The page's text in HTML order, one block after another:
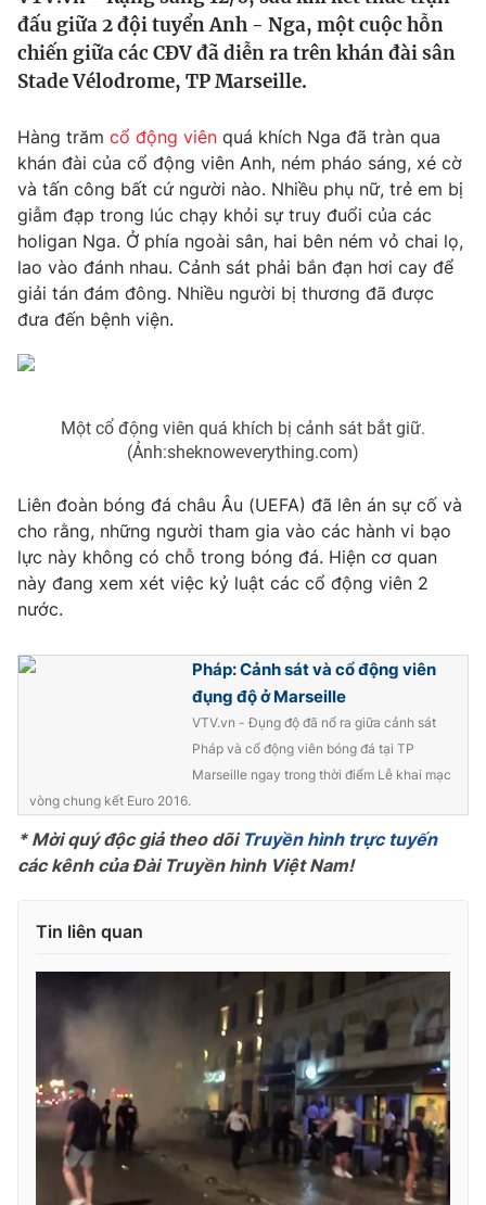
Tin tức
Thế giới đó đây
Câu chuyện quốc tế
Kinh tế
Thị trường
Góc doanh nghiệp
Dữ liệu và đời sống
Truyền hình
Phim VTV
Hậu trường
Nhân vật
Khán giả
Giải trí
Điện ảnh
Đời sống
Du lịch
Chất lượng cuộc sống
Tuyển sinh
Công nghệ
Hitech Công nghệ tương lai
Sản phẩm
Thị trường
Tư vấn
Giao lưu trực tuyến
Lịch phát sóng
Podcast
Infographic
Video Shorts video
VTV Money VTV Thể thao
VTV Sức khoẻ
Thị trường 24h Tấm lòng Việt
VTV4 Vươn mình bằng AI
VTV9 VTV8
Liên hệ tòa soạn English
đấu giữa 2 đội tuyển Anh - Nga, một cuộc hỗn
chiến giữa các CĐV đã diễn ra trên khán đài sân
Stade Vélodrome, TP Marseille.
Hàng trăm cổ động viên quá khích Nga đã tràn qua
khán đài của cổ động viên Anh, ném pháo sáng, xé cờ
và tấn công bất cứ người nào. Nhiều phụ nữ, trẻ em bị
giẫm đạp trong lúc chạy khỏi sự truy đuổi của các
holigan Nga. Ở phía ngoài sân, hai bên ném vỏ chai lọ,
lao vào đánh nhau. Cảnh sát phải bắn đạn hơi cay để
giải tán đám đông. Nhiều người bị thương đã được
đưa đến bệnh viện.
Một cổ động viên quá khích bị cảnh sát bắt giữ.
(Ảnh:sheknoweverything.com)
Liên đoàn bóng đá châu Âu (UEFA) đã lên án sự cố và
cho rằng, những người tham gia vào các hành vi bạo
lực này không có chỗ trong bóng đá. Hiện cơ quan
này đang xem xét việc kỷ luật các cổ động viên 2
nước.
Pháp: Cảnh sát và cổ động viên
đụng độ ở Marseille
VTV.vn - Đụng độ đã nổ ra giữa cảnh sát
Pháp và cổ động viên bóng đá tại TP
Marseille ngay trong thời điểm Lễ khai mạc
vòng chung kết Euro 2016.
* Mời quý độc giả theo dõi Truyền hình trực tuyến
các kênh của Đài Truyền hình Việt Nam!
Tin liên quan